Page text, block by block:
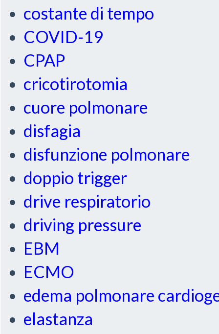
costante di tempo
COVID-19
CPAP
cricotirotomia
cuore polmonare
disfagia
disfunzione polmonare
doppio trigger
drive respiratorio
driving pressure
EBM
ECMO
edema polmonare
elastanza